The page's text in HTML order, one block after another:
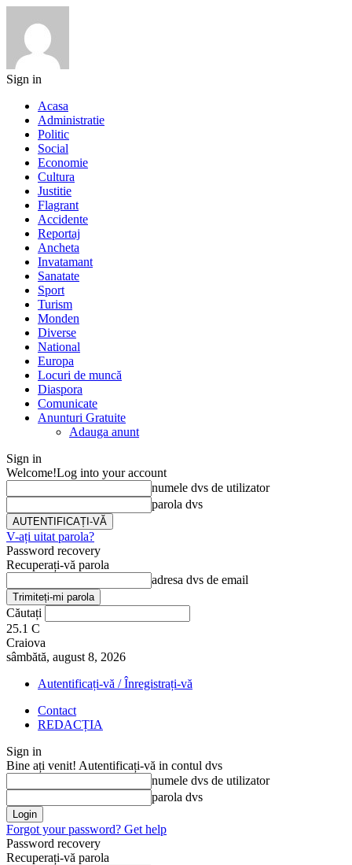
Sign in
Acasa
Administratie
Politic
Social
Economie
Cultura
Justitie
Flagrant
Accidente
Reportaj
Ancheta
Invatamant
Sanatate
Sport
Turism
Monden
Diverse
National
Europa
Locuri de muncă
Diaspora
Comunicate
Anunturi Gratuite
Adauga anunt
Sign in
Welcome!Log into your account
numele dvs de utilizator
parola dvs
V-ați uitat parola?
Password recovery
Recuperați-vă parola
adresa dvs de email
Căutați
25.1 C
Craiova
sâmbătă, august 8, 2026
Autentificați-vă / Înregistrați-vă
Contact
REDACȚIA
Sign in
Bine ați venit! Autentificați-vă in contul dvs
numele dvs de utilizator
parola dvs
Forgot your password? Get help
Password recovery
Recuperați-vă parola